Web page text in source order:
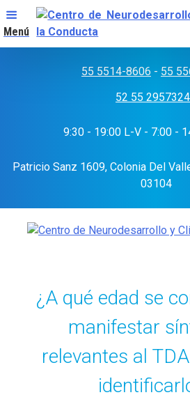
55 5514-8606 - 55
52 55
9:30 - 19:00 L-V - 7:00 -
Patricio Sanz 1609, Colonia Del
03104
¿A qué edad se
manifestar
relevantes al
Menú